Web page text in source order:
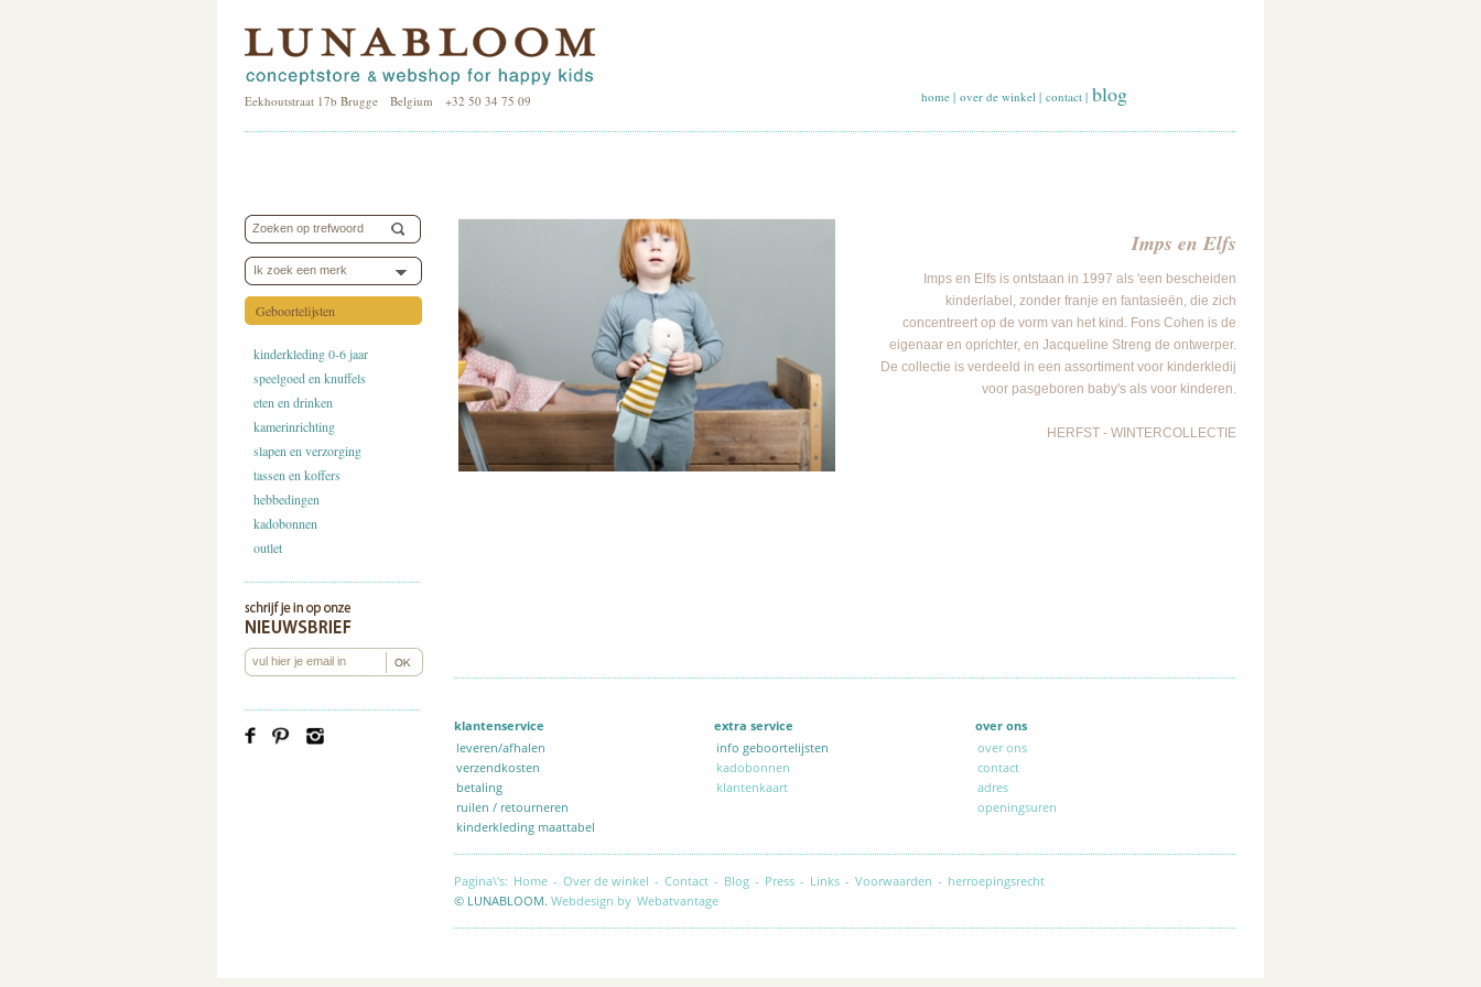
Eekhoutstraat 17b Brugge Belgium +32 50 34 75 09 home | over de winkel | contact | blog
Ik zoek een merk
Geboortelijsten
kinderkleding 0-6 jaar
speelgoed en knuffels
eten en drinken
kamerinrichting
slapen en verzorging
tassen en koffers
hebbedingen
kadobonnen
outlet
Imps en Elfs
Imps en Elfs is ontstaan ​​in 1997 als 'een bescheiden
kinderlabel, zonder franje en fantasieën, die zich
concentreert op de vorm van het kind. Fons Cohen is de
eigenaar en oprichter, en Jacqueline Streng de ontwerper.
De collectie is verdeeld in een assortiment voor kinderkledij
voor pasgeboren baby's als voor kinderen.
HERFST - WINTERCOLLECTIE
klantenservice extra service
over ons
leveren/afhalen
verzendkosten
betaling
ruilen / retourneren
kinderkleding maattabel
info geboortelijsten
kadobonnen
klantenkaart
over ons
contact
adres
openingsuren
Pagina\'s: Home - Over de winkel - Contact - Blog - Press - Links - Voorwaarden - herroepingsrecht
© LUNABLOOM. Webdesign by Webatvantage